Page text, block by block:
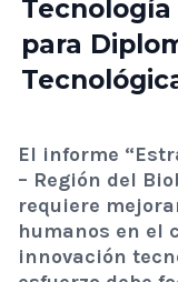
para
El informe
– Región del
requiere
humanos en el
innovación